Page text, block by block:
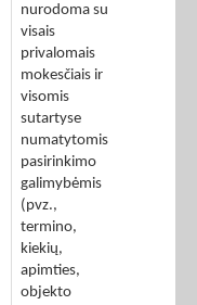
nurodoma su
visais
privalomais
mokesčiais ir
visomis
sutartyse
numatytomis
pasirinkimo
galimybėmis
(pvz.,
termino,
kiekių,
apimties,
objekto